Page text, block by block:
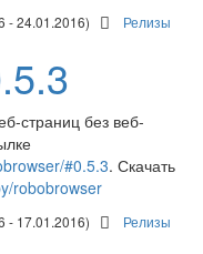
- 24.01.2016) Релизы
страниц без веб-
#0.5.3. Скачать
robobrowser
- 17.01.2016) Релизы